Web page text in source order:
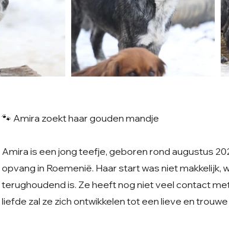
🐾 Amira zoekt haar gouden mandje
Amira is een jong teefje, geboren rond augustus
opvang in Roemenië. Haar start was niet makkelijk,
terughoudend is. Ze heeft nog niet veel contact
liefde zal ze zich ontwikkelen tot een lieve en trouwe